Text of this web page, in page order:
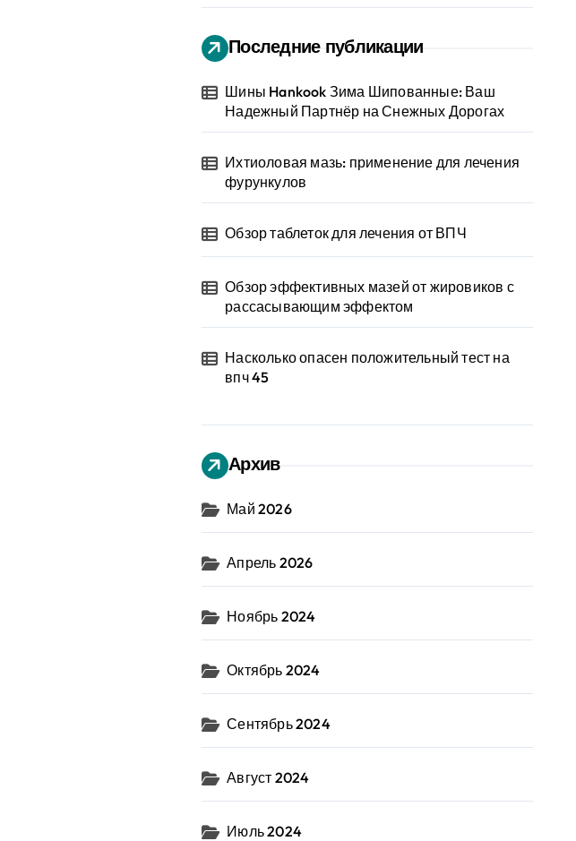
Последние публикации
Шины Hankook Зима Шипованные: Ваш
Надежный Партнёр на Снежных Дорогах
Ихтиоловая мазь: применение для лечения
фурункулов
Обзор таблеток для лечения от ВПЧ
Обзор эффективных мазей от жировиков с
рассасывающим эффектом
Насколько опасен положительный тест на
впч 45
Архив
Май 2026
Апрель 2026
Ноябрь 2024
Октябрь 2024
Сентябрь 2024
Август 2024
Июль 2024